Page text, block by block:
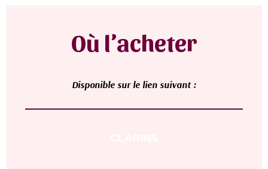
Où l’acheter
Disponible sur le lien suivant :